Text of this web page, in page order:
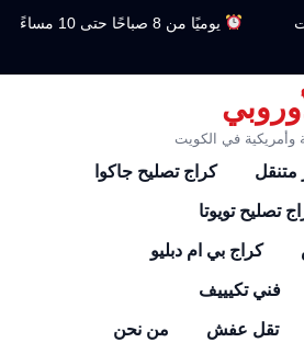
يوميًا من 8 صباحًا حتى 10 مساءً
وأمريكية في الكويت
متنقل كراج تصليح جاكوا
تصليح تويوتا
كراج بي ام دبليو
فني تكيييف
تقل عفش من نحن